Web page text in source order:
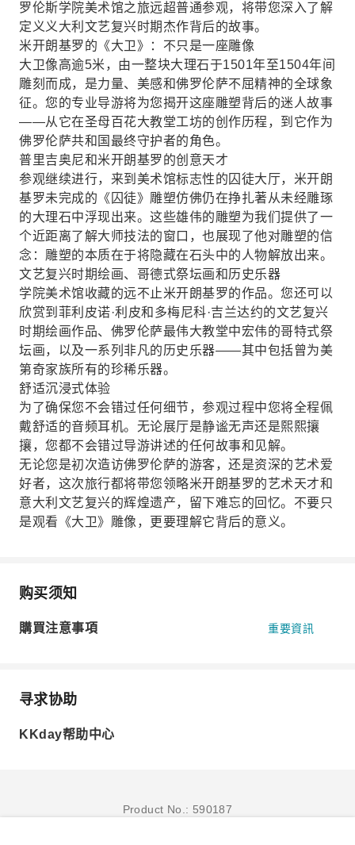
罗伦斯学院美术馆之旅远超普通参观，将带您深入了解
定义义大利文艺复兴时期杰作背后的故事。
米开朗基罗的《大卫》：不只是一座雕像
大卫像高逾5米，由一整块大理石于1501年至1504年间
雕刻而成，是力量、美感和佛罗伦萨不屈精神的全球象
征。您的专业导游将为您揭开这座雕塑背后的迷人故事
——从它在圣母百花大教堂工坊的创作历程，到它作为
佛罗伦萨共和国最终守护者的角色。
普里吉奥尼和米开朗基罗的创意天才
参观继续进行，来到美术馆标志性的囚徒大厅，米开朗
基罗未完成的《囚徒》雕塑仿佛仍在挣扎著从未经雕琢
的大理石中浮现出来。这些雄伟的雕塑为我们提供了一
个近距离了解大师技法的窗口，也展现了他对雕塑的信
念：雕塑的本质在于将隐藏在石头中的人物解放出来。
文艺复兴时期绘画、哥德式祭坛画和历史乐器
学院美术馆收藏的远不止米开朗基罗的作品。您还可以
欣赏到菲利皮诺·利皮和多梅尼科·吉兰达约的文艺复兴
时期绘画作品、佛罗伦萨最伟大教堂中宏伟的哥特式祭
坛画，以及一系列非凡的历史乐器——其中包括曾为美
第奇家族所有的珍稀乐器。
舒适沉浸式体验
为了确保您不会错过任何细节，参观过程中您将全程佩
戴舒适的音频耳机。无论展厅是静谧无声还是熙熙攘
攘，您都不会错过导游讲述的任何故事和见解。
无论您是初次造访佛罗伦萨的游客，还是资深的艺术爱
好者，这次旅行都将带您领略米开朗基罗的艺术天才和
意大利文艺复兴的辉煌遗产，留下难忘的回忆。不要只
是观看《大卫》雕像，更要理解它背后的意义。
购买须知
購買注意事項 重要資訊
寻求协助
KKday帮助中心
Product No.: 590187